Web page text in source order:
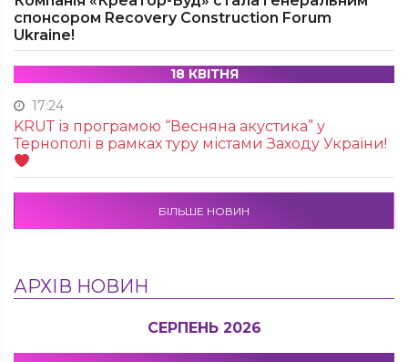
спонсором Recovery Construction Forum
Ukraine!
18 КВІТНЯ
17:24
KRUТ із програмою “Весняна акустика” у
Тернополі в рамках туру містами Заходу України!
БІЛЬШЕ НОВИН
АРХІВ НОВИН
СЕРПЕНЬ 2026